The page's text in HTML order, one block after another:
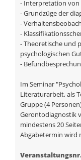
- Interpretation von
- Grundzüge der
-
-
- Theoretische und
psychologischen
-
Im Seminar
Literaturarbeit, als
Gruppe (4
Gerontodiagnostik
mindestens 20
Abgabetermin wird